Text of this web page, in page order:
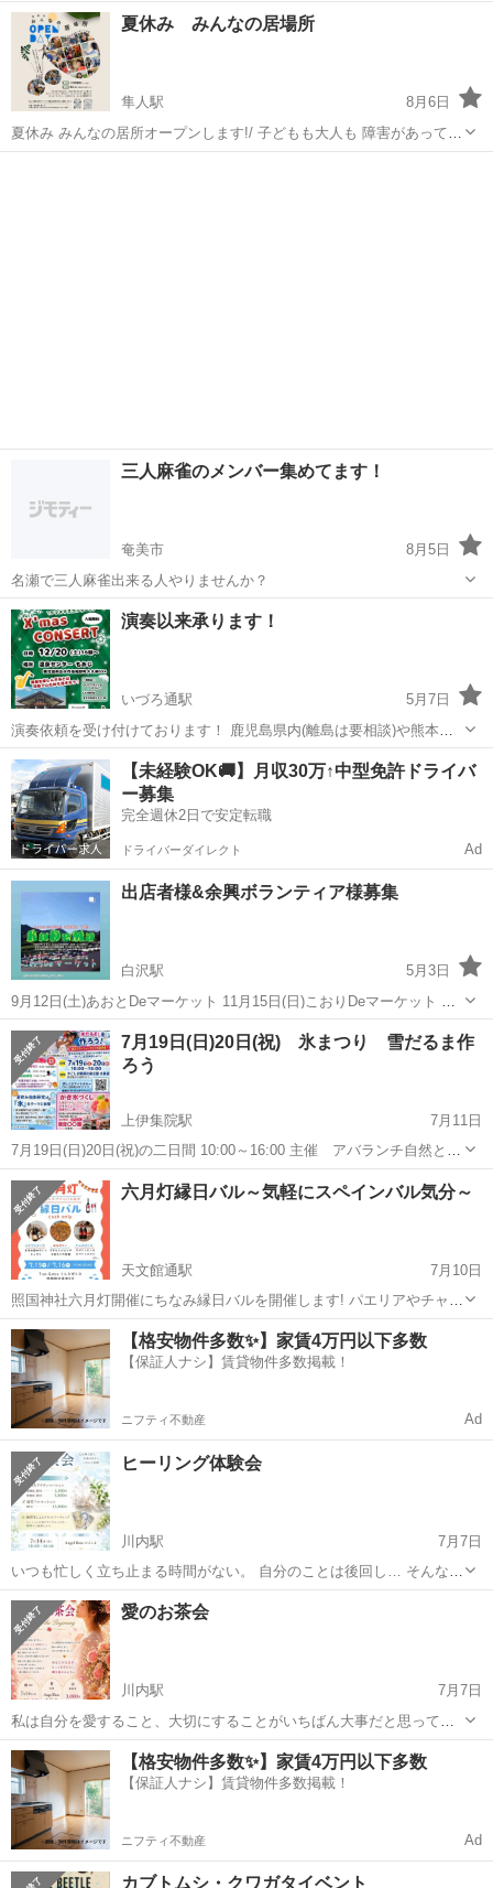
ろ」と「てびねり」をたのしもうかい 8月19日(水) 13:00~15:00開催し
ます こどもからおとなまで どなたさまも大歓迎です。...
鹿児島 霧島市 隼人駅 地域/お祭り
夏休み みんなの居場所
隼人駅
8月6日
夏休み みんなの居所オープンします!/ 子どもも大人も 障害があっても
なくても 言葉や肌の色が違っても 世代や文化、 いろんな垣根を越え
三人麻雀のメンバー集めてます！
奄美市
8月5日
名瀬で三人麻雀出来る人やりませんか？
鹿児島 奄美市 地域/お祭り
演奏以来承ります！
いづろ通駅
5月7日
演奏依頼を受け付けております！ 鹿児島県内(離島は要相談)や熊本県
と宮崎県の南部が対象です。 今まで、温泉や物産館、お祭り等で演奏
をしています。 ぜひお声掛けください！ 演奏形態は基本アンサンブル
になります。お代は基本...
鹿児島 鹿児島市 いづろ通駅 地域/お祭り アンサンブル
【未経験OK🚚】月収30万↑中型免許ドライバ
ー募集
完全週休2日で安定転職
ドライバーダイレクト Ad
出店者様&余興ボランティア様募集
白沢駅
5月3日
9月12日(土)あおとDeマーケット 11月15日(日)こおりDeマーケット 南
九州市頴娃町にある福祉施設でのイベントです。 出店者様、余興ボラ
ンティア様募集 出店料 あおとDe マーケット 1000円 こおり
D...
鹿児島 南九州市 白沢駅 地域/お祭り 余興
7月19日(日)20日(祝) 氷まつり 雪だるま作
ろう
上伊集院駅
7月11日
7月19日(日)20日(祝)の二日間 10:00～16:00 主催 アバランチ自然と環
境 場所 かごしま健康の森公園 水路前 住所 鹿児島市犬迫町
825番地 詳しくはサイトから https://eventkagos...
鹿児島 鹿児島市 上伊集院駅 地域/お祭り かき氷
六月灯縁日バル～気軽にスペインバル気分～
天文館通駅
7月10日
照国神社六月灯開催にちなみ縁日バルを開催します! パエリアやチャコ
リ、スペインビールなど スペインバル気分で六月灯をお楽しみくださ
い 店内涼しくして皆さまのお立ち寄りをお待ちしております ＊イ
ートイン/テイクアウ...
鹿児島 鹿児島市 天文館通駅 地域/お祭り 縁日
【格安物件多数✨】家賃4万円以下多数
【保証人ナシ】賃貸物件多数掲載！
ニフティ不動産 Ad
ヒーリング体験会
川内駅
7月7日
いつも忙しく立ち止まる時間がない。 自分のことは後回し… そんな時
は一度立ち止まって、あなたのカラダとココロの声に耳をすませてみ
ませんか？ やさしく整えるヒーリング体験会を開催します✨ こんな方
におすすめ ・疲れがとれな...
鹿児島 薩摩川内市 川内駅
愛のお茶会
川内駅
7月7日
私は自分を愛すること、大切にすることがいちばん大事だと思ってい
ます 自分が幸せになるのに誰の許可もいりません。自分の意思で選択
できます。 でも“愛”って？ “愛”って何だろう？ということで、お茶会
をすることになりました。 み...
鹿児島 薩摩川内市 川内駅 地域/お祭り お茶会
【格安物件多数✨】家賃4万円以下多数
【保証人ナシ】賃貸物件多数掲載！
ニフティ不動産 Ad
カブトムシ・クワガタイベント